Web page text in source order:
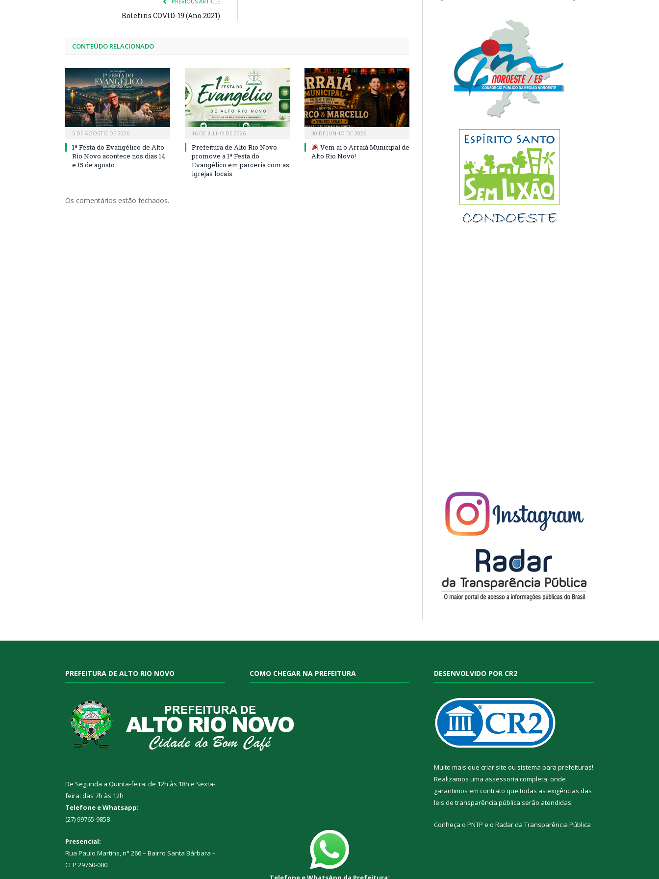
Boletins COVID-19 (Ano 2021)
CONTEÚDO RELACIONADO
5 DE AGOSTO DE 2026
1ª Festa do Evangélico de Alto
Rio Novo acontece nos dias 14
e 15 de agosto
16 DE JULHO DE 2026
Prefeitura de Alto Rio Novo
promove a 1ª Festa do
Evangélico em parceria com as
igrejas locais
30 DE JUNHO DE 2026
Vem aí o Arraiá Municipal de
Alto Rio Novo!
Os comentários estão fechados.
PREFEITURA DE ALTO RIO NOVO
De Segunda a Quinta-feira: de 12h às 18h e Sexta-
feira: das 7h às 12h
Telefone e Whatsapp:
(27) 99765-9858
Presencial:
Rua Paulo Martins, n° 266 – Bairro Santa Bárbara –
CEP 29760-000
COMO CHEGAR NA PREFEITURA DESENVOLVIDO POR CR2
Muito mais que criar site ou sistema para prefeituras!
Realizamos uma assessoria completa, onde
garantimos em contrato que todas as exigências das
leis de transparência pública serão atendidas.
Conheça o PNTP e o Radar da Transparência Pública